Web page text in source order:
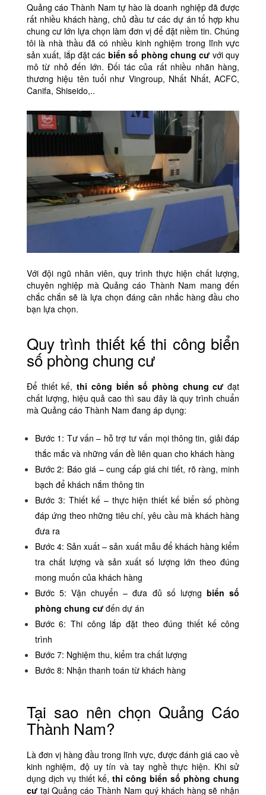
Quảng cáo Thành Nam tự hào là doanh nghiệp đã được
rất nhiều khách hàng, chủ đầu tư các dự án tổ hợp khu
chung cư lớn lựa chọn làm đơn vị để đặt niềm tin. Chúng
tôi là nhà thầu đã có nhiều kinh nghiệm trong lĩnh vực
sản xuất, lắp đặt các biển số phòng chung cư với quy
mô từ nhỏ đến lớn. Đối tác của rất nhiều nhãn hàng,
thương hiệu tên tuổi như Vingroup, Nhất Nhất, ACFC,
Canifa, Shiseido,..
Với đội ngũ nhân viên, quy trình thực hiện chất lượng,
chuyên nghiệp mà Quảng cáo Thành Nam mang đến
chắc chắn sẽ là lựa chọn đáng cân nhắc hàng đầu cho
bạn lựa chọn.
Quy trình thiết kế thi công biển
số phòng chung cư
Để thiết kế, thi công biển số phòng chung cư đạt
chất lượng, hiệu quả cao thì sau đây là quy trình chuẩn
mà Quảng cáo Thành Nam đang áp dụng:
Bước 1: Tư vấn – hỗ trợ tư vấn mọi thông tin, giải đáp
thắc mắc và những vấn đề liên quan cho khách hàng
Bước 2: Báo giá – cung cấp giá chi tiết, rõ ràng, minh
bạch để khách nắm thông tin
Bước 3: Thiết kế – thực hiện thiết kế biển số phòng
đáp ứng theo những tiêu chí, yêu cầu mà khách hàng
đưa ra
Bước 4: Sản xuất – sản xuất mẫu để khách hàng kiểm
tra chất lượng và sản xuất số lượng lớn theo đúng
mong muốn của khách hàng
Bước 5: Vận chuyển – đưa đủ số lượngbiển số
phòng chung cưđến dự án
Bước 6: Thi công lắp đặt theo đúng thiết kế công
trình
Bước 7: Nghiệm thu, kiểm tra chất lượng
Bước 8: Nhận thanh toán từ khách hàng
Tại sao nên chọn Quảng Cáo
Thành Nam?
Là đơn vị hàng đầu trong lĩnh vực, được đánh giá cao về
kinh nghiệm, độ uy tín và tay nghề thực hiện. Khi sử
dụng dịch vụ thiết kế, thi công biển số phòng chung
cưtại Quảng cáo Thành Nam quý khách hàng sẽ nhận